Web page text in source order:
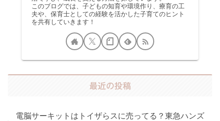
このブログでは、子どもの知育や環境作り、療育の工
夫や、保育士としての経験を活かした子育てのヒント
を共有していきます！
最近の投稿
電脳サーキットはトイザらスに売ってる？東急ハンズ